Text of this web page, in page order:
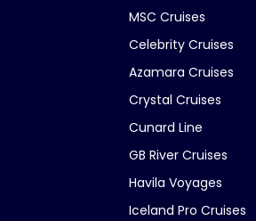
MSC Cruises
Celebrity Cruises
Azamara Cruises
Crystal Cruises
Cunard Line
GB River Cruises
Havila Voyages
Iceland Pro Cruises